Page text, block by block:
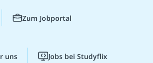
Zum Jobportal
uns Jobs bei Studyflix